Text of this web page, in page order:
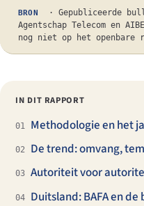
BRON
· Gepubliceerde
Agentschap Telecom en
nog niet op het openbare
IN DIT RAPPORT
01 Methodologie en het
02 De trend: omvang,
03 Autoriteit voor
04 Duitsland: BAFA en